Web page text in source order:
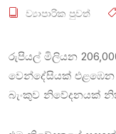
ව්‍යාපාරික පුවත්
රුපියල් මිලියන
වෙන්දේසියක් එළඹෙන
බැංකුව නිවේදනයක්